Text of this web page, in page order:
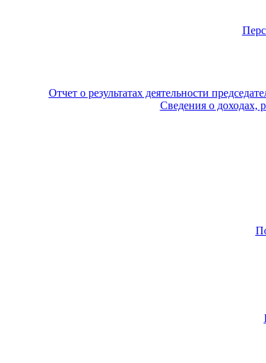
Отчет о результатах деятельности
Сведения о доходах,